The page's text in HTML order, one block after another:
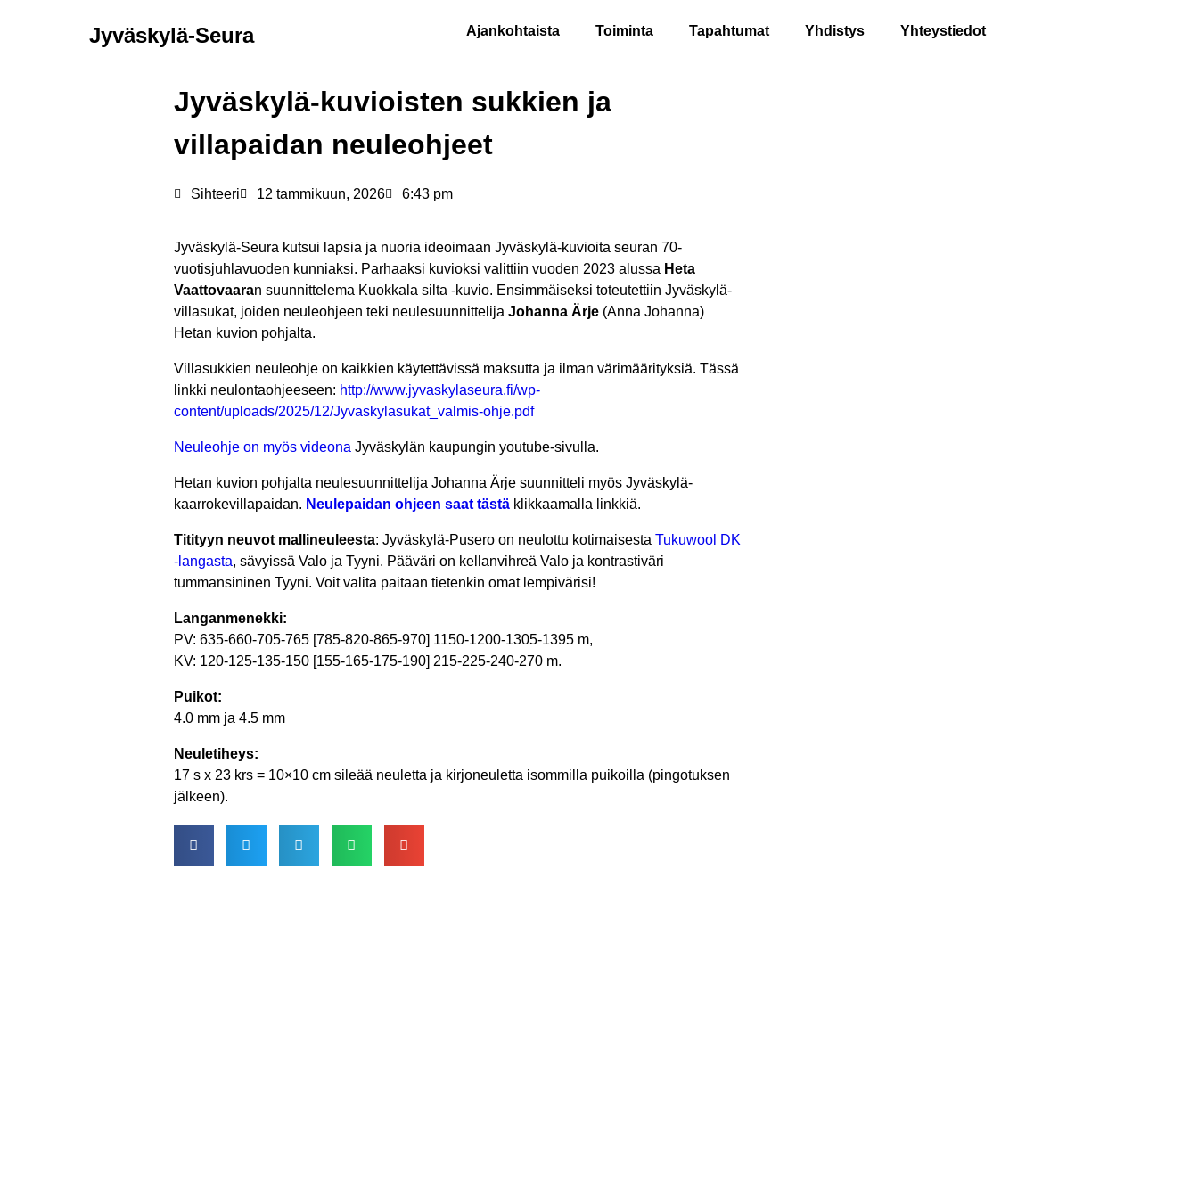
Jyväskylä-Seura Ajankohtaista Toiminta Tapahtumat Yhdistys Yhteystiedot
Jyväskylä-kuvioisten sukkien ja
villapaidan neuleohjeet
Sihteeri 12 tammikuun, 2026 6:43 pm
Jyväskylä-Seura kutsui lapsia ja nuoria ideoimaan Jyväskylä-kuvioita seuran 70-
vuotisjuhlavuoden kunniaksi. Parhaaksi kuvioksi valittiin vuoden 2023 alussa Heta
Vaattovaaran suunnittelema Kuokkala silta -kuvio. Ensimmäiseksi toteutettiin Jyväskylä-
villasukat, joiden neuleohjeen teki neulesuunnittelija Johanna Ärje (Anna Johanna)
Hetan kuvion pohjalta.
Villasukkien neuleohje on kaikkien käytettävissä maksutta ja ilman värimäärityksiä. Tässä
linkki neulontaohjeeseen: http://www.jyvaskylaseura.fi/wp-
content/uploads/2025/12/Jyvaskylasukat_valmis-ohje.pdf
Neuleohje on myös videona Jyväskylän kaupungin youtube-sivulla.
Hetan kuvion pohjalta neulesuunnittelija Johanna Ärje suunnitteli myös Jyväskylä-
kaarrokevillapaidan. Neulepaidan ohjeen saat tästäklikkaamalla linkkiä.
Titityyn neuvot mallineuleesta: Jyväskylä-Pusero on neulottu kotimaisesta Tukuwool DK
-langasta, sävyissä Valo ja Tyyni. Pääväri on kellanvihreä Valo ja kontrastiväri
tummansininen Tyyni. Voit valita paitaan tietenkin omat lempivärisi!
Langanmenekki:
PV: 635-660-705-765 [785-820-865-970] 1150-1200-1305-1395 m,
KV: 120-125-135-150 [155-165-175-190] 215-225-240-270 m.
Puikot:
4.0 mm ja 4.5 mm
Neuletiheys:
17 s x 23 krs = 10×10 cm sileää neuletta ja kirjoneuletta isommilla puikoilla (pingotuksen
jälkeen).